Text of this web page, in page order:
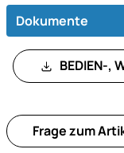
Dokumente
BEDIEN-,
Frage zum